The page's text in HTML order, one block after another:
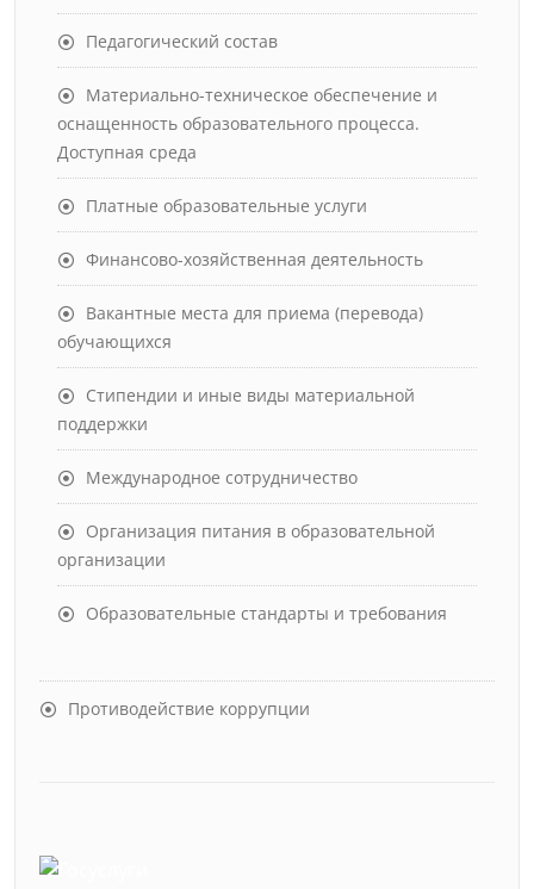
Педагогический состав
Материально-техническое обеспечение и
оснащенность образовательного процесса.
Доступная среда
Платные образовательные услуги
Финансово-хозяйственная деятельность
Вакантные места для приема (перевода)
обучающихся
Стипендии и иные виды материальной
поддержки
Международное сотрудничество
Организация питания в образовательной
организации
Образовательные стандарты и требования
Противодействие коррупции